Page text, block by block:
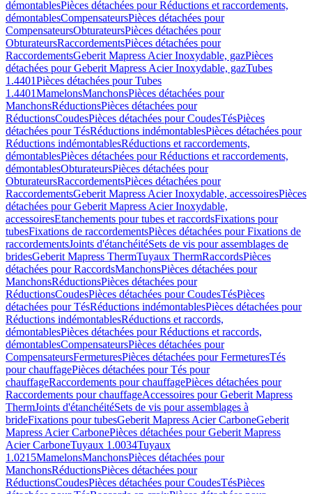
démontablesPièces détachées pour Réductions et raccordements,
démontablesCompensateursPièces détachées pour
CompensateursObturateursPièces détachées pour
ObturateursRaccordementsPièces détachées pour
RaccordementsGeberit Mapress Acier Inoxydable, gazPièces
détachées pour Geberit Mapress Acier Inoxydable, gazTubes
1.4401Pièces détachées pour Tubes
1.4401MamelonsManchonsPièces détachées pour
ManchonsRéductionsPièces détachées pour
RéductionsCoudesPièces détachées pour CoudesTésPièces
détachées pour TésRéductions indémontablesPièces détachées pour
Réductions indémontablesRéductions et raccordements,
démontablesPièces détachées pour Réductions et raccordements,
démontablesObturateursPièces détachées pour
ObturateursRaccordementsPièces détachées pour
RaccordementsGeberit Mapress Acier Inoxydable, accessoiresPièces
détachées pour Geberit Mapress Acier Inoxydable,
accessoiresEtanchements pour tubes et raccordsFixations pour
tubesFixations de raccordementsPièces détachées pour Fixations de
raccordementsJoints d'étanchéitéSets de vis pour assemblages de
bridesGeberit Mapress ThermTuyaux ThermRaccordsPièces
détachées pour RaccordsManchonsPièces détachées pour
ManchonsRéductionsPièces détachées pour
RéductionsCoudesPièces détachées pour CoudesTésPièces
détachées pour TésRéductions indémontablesPièces détachées pour
Réductions indémontablesRéductions et raccords,
démontablesPièces détachées pour Réductions et raccords,
démontablesCompensateursPièces détachées pour
CompensateursFermeturesPièces détachées pour FermeturesTés
pour chauffagePièces détachées pour Tés pour
chauffageRaccordements pour chauffagePièces détachées pour
Raccordements pour chauffageAccessoires pour Geberit Mapress
ThermJoints d'étanchéitéSets de vis pour assemblages à
brideFixations pour tubesGeberit Mapress Acier CarboneGeberit
Mapress Acier CarbonePièces détachées pour Geberit Mapress
Acier CarboneTuyaux 1.0034Tuyaux
1.0215MamelonsManchonsPièces détachées pour
ManchonsRéductionsPièces détachées pour
RéductionsCoudesPièces détachées pour CoudesTésPièces